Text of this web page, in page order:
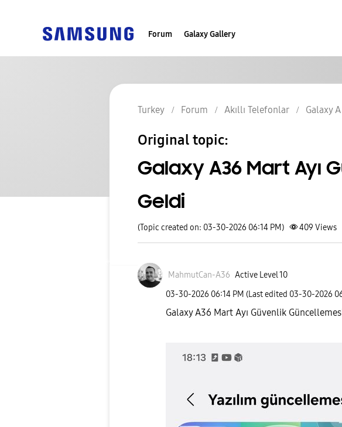
Forum Galaxy Gallery
Turkey Forum Akıllı Telefonlar Galaxy A
Original topic:
Galaxy A36 Mart Ayı
Geldi
(Topic created on: 03-30-2026 06:14 PM) 409 Views
MahmutCan-A36 Active Level 10
‎03-30-2026 06:14 PM (Last edited ‎03-30-2026
Galaxy A36 Mart Ayı Güvenlik